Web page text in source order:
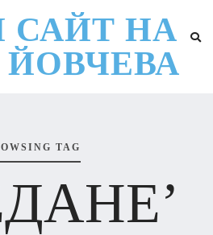
САЙТ НА
TAG